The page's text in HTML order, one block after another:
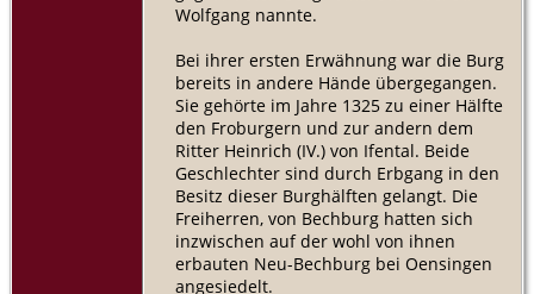
Wolfgang nannte.
Bei ihrer ersten Erwähnung war die Burg
bereits in andere Hände übergegangen.
Sie gehörte im Jahre 1325 zu einer Hälfte
den Froburgern und zur andern dem
Ritter Heinrich (IV.) von Ifental. Beide
Geschlechter sind durch Erbgang in den
Besitz dieser Burghälften gelangt. Die
Freiherren, von Bechburg hatten sich
inzwischen auf der wohl von ihnen
erbauten Neu-Bechburg bei Oensingen
angesiedelt.